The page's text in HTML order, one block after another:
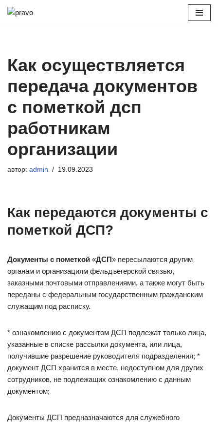
Как осуществляется
передача документов
с пометкой дсп
работникам
организации
автор: admin 19.09.2023
Как передаются документы с
пометкой ДСП?
Документы с пометкой «ДСП» пересылаются другим
органам и организациям фельдъегерской связью,
заказными почтовыми отправлениями, а также могут быть
переданы с федеральным государственным гражданским
служащим под расписку.
* ознакомлению с документом ДСП подлежат только лица,
указанные в списке рассылки документа, или лица,
получившие разрешение руководителя подразделения; *
документ ДСП хранится в месте, недоступном для других
сотрудников, не подлежащих ознакомлению с данным
документом;
Документы ДСП предназначаются для служебного